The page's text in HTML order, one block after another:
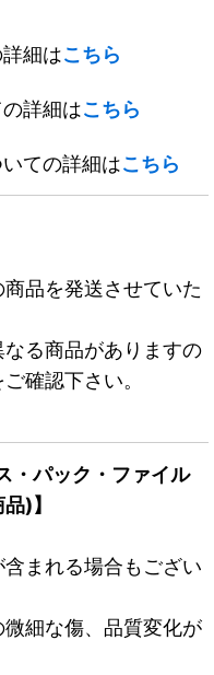
細はこちら
詳細はこちら
ての詳細はこちら
品を発送させていた
る商品がありますの
確認下さい。
・パック・ファイル
)】
まれる場合もござい
細な傷、品質変化が